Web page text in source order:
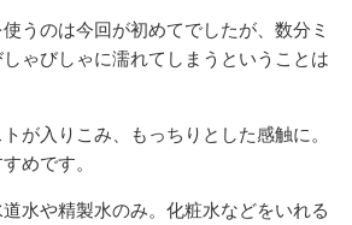
うのは今回が初めてでしたが、数分ミ
ゃびしゃに濡れてしまうということは
が入りこみ、もっちりとした感触に。
めです。
水や精製水のみ。化粧水などをいれる